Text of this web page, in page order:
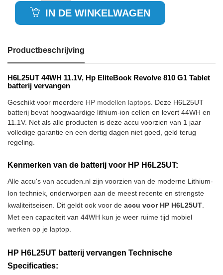
IN DE WINKELWAGEN
Productbeschrijving
H6L25UT 44WH 11.1V, Hp EliteBook Revolve 810 G1 Tablet
batterij vervangen
Geschikt voor meerdere HP modellen laptops . Deze H6L25UT
batterij bevat hoogwaardige lithium-ion cellen en levert 44WH en
11.1V. Net als alle producten is deze accu voorzien van 1 jaar
volledige garantie en een dertig dagen niet goed, geld terug
regeling.
Kenmerken van de batterij voor HP H6L25UT:
Alle accu's van accuden.nl zijn voorzien van de moderne Lithium-
Ion techniek, onderworpen aan de meest recente en strengste
kwaliteitseisen. Dit geldt ook voor de accu voor HP H6L25UT
Met een capaciteit van 44WH kun je weer ruime tijd mobiel
werken op je laptop.
HP H6L25UT batterij vervangen Technische
Specificaties: